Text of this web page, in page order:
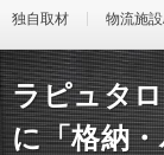
独自取材 物流施
ラピュタ
に「格納